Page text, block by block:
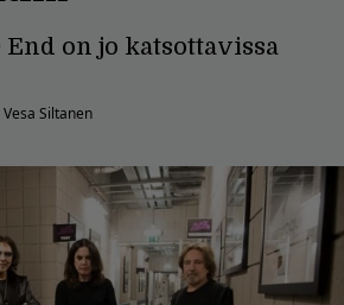
on jo katsottavissa
Vesa Siltanen